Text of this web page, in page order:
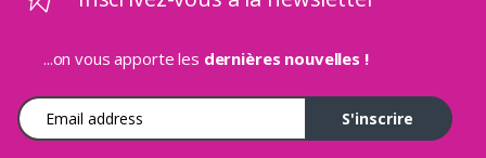
...on vous apporte les dernières nouvelles !
Adresse e-mail
S'inscrire